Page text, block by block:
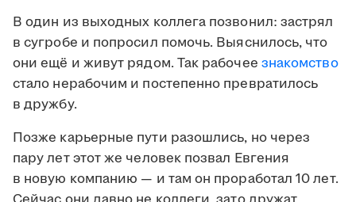
В один из выходных коллега позвонил: застрял
в сугробе и попросил помочь. Выяснилось, что
они ещё и живут рядом. Так рабочее знакомство
стало нерабочим и постепенно превратилось
в дружбу.
Позже карьерные пути разошлись, но через
пару лет этот же человек позвал Евгения
в новую компанию — и там он проработал 10 лет.